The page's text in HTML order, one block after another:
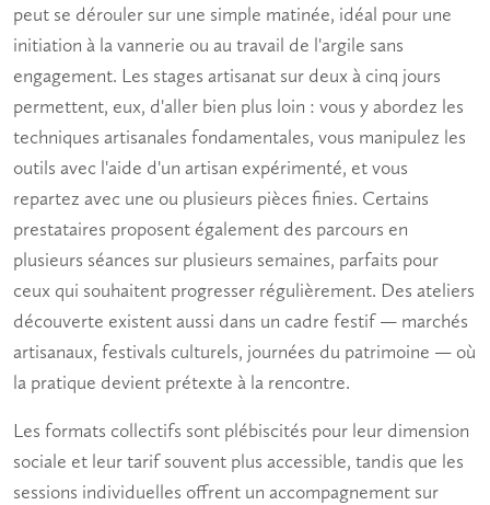
peut se dérouler sur une simple matinée, idéal pour une
initiation à la vannerie ou au travail de l'argile sans
engagement. Les stages artisanat sur deux à cinq jours
permettent, eux, d'aller bien plus loin : vous y abordez les
techniques artisanales fondamentales, vous manipulez les
outils avec l'aide d'un artisan expérimenté, et vous
repartez avec une ou plusieurs pièces finies. Certains
prestataires proposent également des parcours en
plusieurs séances sur plusieurs semaines, parfaits pour
ceux qui souhaitent progresser régulièrement. Des ateliers
découverte existent aussi dans un cadre festif — marchés
artisanaux, festivals culturels, journées du patrimoine — où
la pratique devient prétexte à la rencontre.
Les formats collectifs sont plébiscités pour leur dimension
sociale et leur tarif souvent plus accessible, tandis que les
sessions individuelles offrent un accompagnement sur